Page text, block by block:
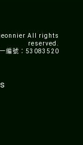
All rights
reserved.
編號：53083520